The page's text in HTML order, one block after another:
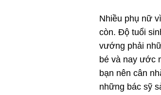
Nhiều phụ nữ
còn. Độ tuổi
vướng phải
bé và nay ước
bạn nên cân
những bác sỹ